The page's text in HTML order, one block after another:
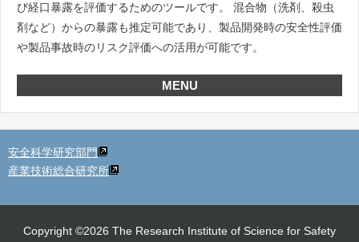
び経口暴露を評価するためのツールです。 混合物（洗剤、殺虫
剤など）からの暴露も推定可能であり、製品開発時の安全性評価
や製品事故時のリスク評価への活用が可能です。
MENU
安全科学研究部門
産業技術総合研究所
Copyright ©2026 The Research Institute of Science for Safety